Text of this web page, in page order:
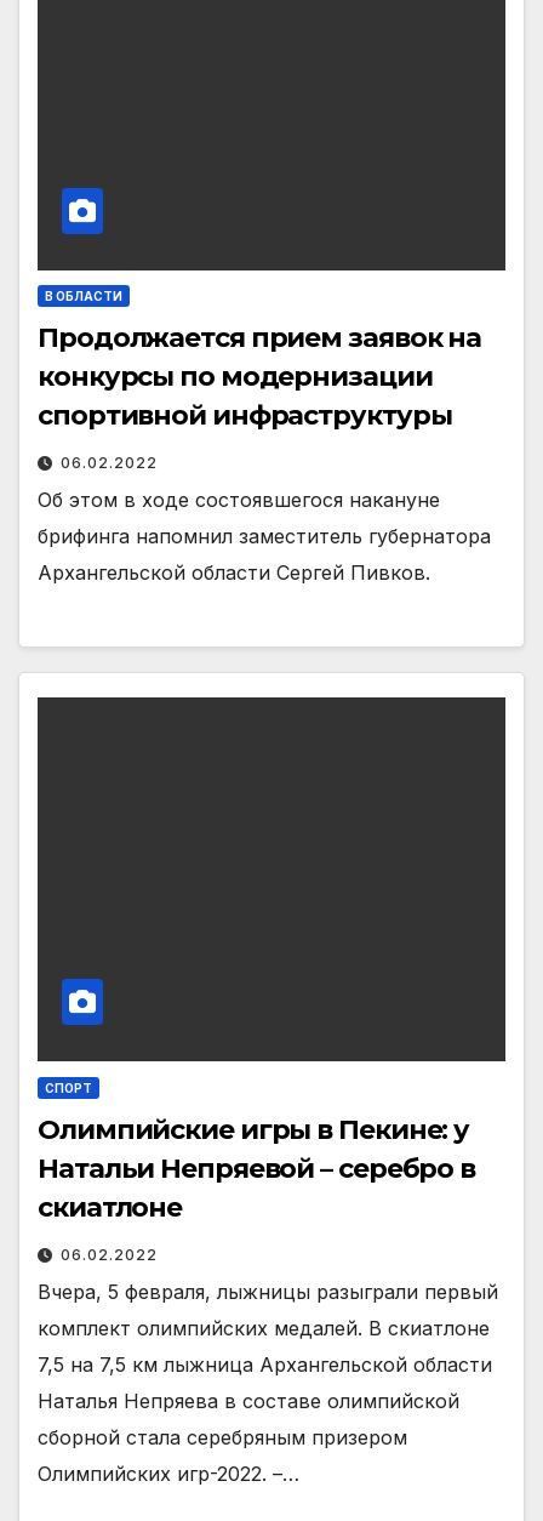
В ОБЛАСТИ
Продолжается прием заявок на
конкурсы по модернизации
спортивной инфраструктуры
06.02.2022
Об этом в ходе состоявшегося накануне
брифинга напомнил заместитель губернатора
Архангельской области Сергей Пивков.
СПОРТ
Олимпийские игры в Пекине: у
Натальи Непряевой – серебро в
скиатлоне
06.02.2022
Вчера, 5 февраля, лыжницы разыграли первый
комплект олимпийских медалей. В скиатлоне
7,5 на 7,5 км лыжница Архангельской области
Наталья Непряева в составе олимпийской
сборной стала серебряным призером
Олимпийских игр-2022. –…